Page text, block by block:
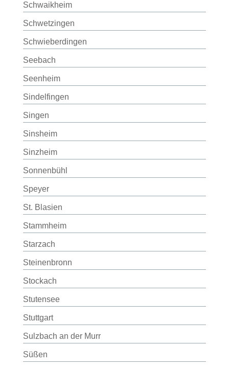
Schwaikheim
Schwetzingen
Schwieberdingen
Seebach
Seenheim
Sindelfingen
Singen
Sinsheim
Sinzheim
Sonnenbühl
Speyer
St. Blasien
Stammheim
Starzach
Steinenbronn
Stockach
Stutensee
Stuttgart
Sulzbach an der Murr
Süßen